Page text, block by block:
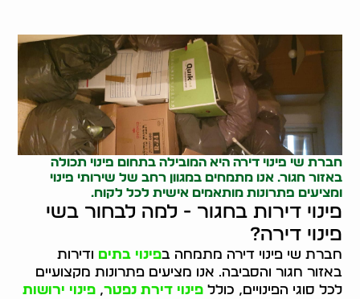
חברת שי פינוי דירה היא המובילה בתחום פינוי תכולה
באזור חגור. אנו מתמחים במגוון רחב של שירותי פינוי
ומציעים פתרונות מותאמים אישית לכל לקוח.
פינוי דירות בחגור - למה לבחור בשי
פינוי דירה?
חברת שי פינוי דירה מתמחה בפינוי בתים ודירות
באזור חגור והסביבה. אנו מציעים פתרונות מקצועיים
לכל סוגי הפינויים, כוללפינוי דירת נפטר,פינוי ירושות